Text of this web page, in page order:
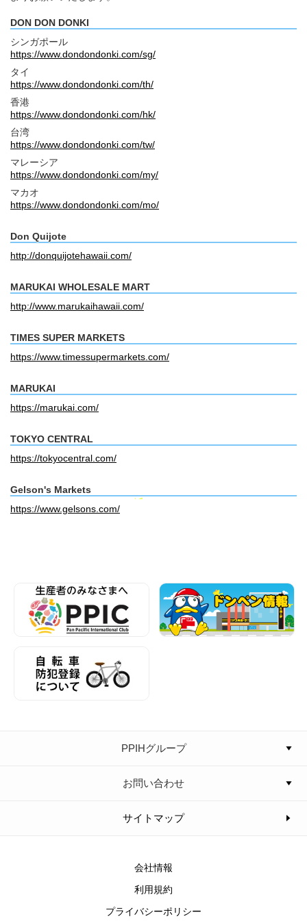
DON DON DONKI
シンガポール
https://www.dondondonki.com/sg/
タイ
https://www.dondondonki.com/th/
香港
https://www.dondondonki.com/hk/
台湾
https://www.dondondonki.com/tw/
マレーシア
https://www.dondondonki.com/my/
マカオ
https://www.dondondonki.com/mo/
Don Quijote
http://donquijotehawaii.com/
MARUKAI WHOLESALE MART
http://www.marukaihawaii.com/
TIMES SUPER MARKETS
https://www.timessupermarkets.com/
MARUKAI
https://marukai.com/
TOKYO CENTRAL
https://tokyocentral.com/
Gelson's Markets
https://www.gelsons.com/
PPIHグループ
お問い合わせ
サイトマップ
会社情報
利用規約
プライバシーポリシー